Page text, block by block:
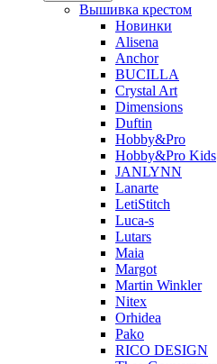
Вышивка крестом
Новинки
Alisena
Anchor
BUCILLA
Crystal Art
Dimensions
Duftin
Hobby&Pro
Hobby&Pro Kids
JANLYNN
Lanarte
LetiStitch
Luca-s
Lutars
Maia
Margot
Martin Winkler
Nitex
Orhidea
Pako
RICO DESIGN